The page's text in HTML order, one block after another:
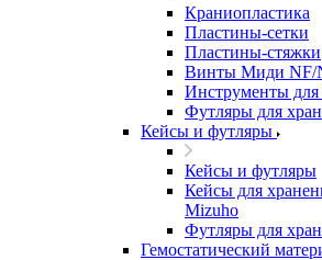
Краниопластика
Пластины-сетки
Пластины-стяжки
Винты Миди NF/
Инструменты
Футляры для
Кейсы и футляры
Кейсы и футляры
Кейсы для
Mizuho
Футляры для
Гемостатический